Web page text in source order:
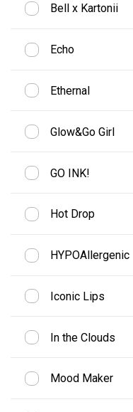
Bell x Kartonii
Echo
Ethernal
Glow&Go Girl
GO INK!
Hot Drop
HYPOAllergenic
Iconic Lips
In the Clouds
Mood Maker